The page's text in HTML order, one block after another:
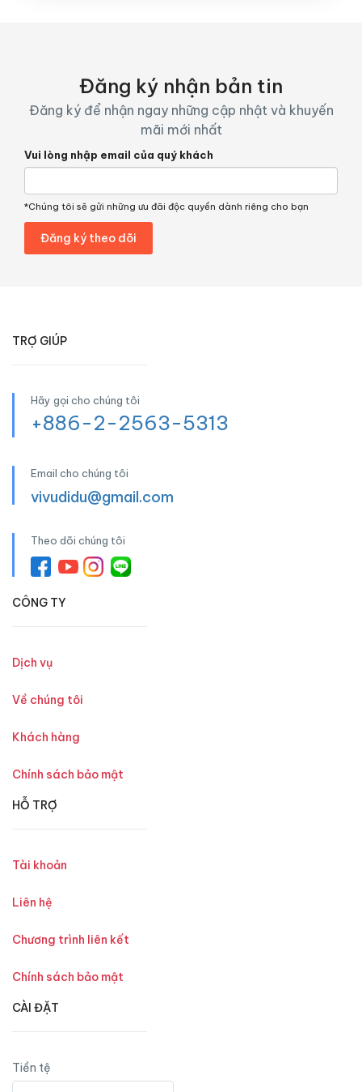
Đăng ký nhận bản tin
Đăng ký để nhận ngay những cập nhật và khuyến
mãi mới nhất
Vui lòng nhập email của quý khách
*Chúng tôi sẽ gửi những ưu đãi độc quyền dành riêng cho bạn
TRỢ GIÚP
Hãy gọi cho chúng tôi
+886-2-2563-5313
Email cho chúng tôi
vivudidu@gmail.com
Theo dõi chúng tôi
CÔNG TY
Dịch vụ
Về chúng tôi
Khách hàng
Chính sách bảo mật
HỖ TRỢ
Tài khoản
Liên hệ
Chương trình liên kết
Chính sách bảo mật
CÀI ĐẶT
Tiền tệ